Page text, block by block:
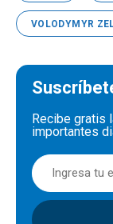
VOLODYMYR
Recibe gratis
importantes